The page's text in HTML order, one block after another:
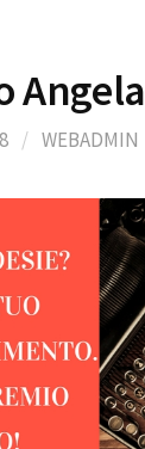
Angela
/ WEBADMIN